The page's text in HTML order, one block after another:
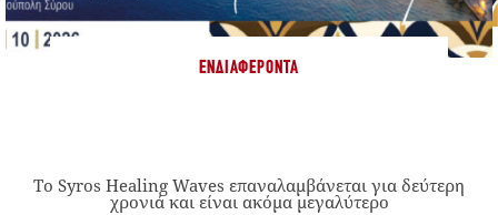
ΕΝΔΙΑΦΈΡΟΝΤΑ
Το Syros Healing Waves επαναλαμβάνεται για δεύτερη
χρονιά και είναι ακόμα μεγαλύτερο